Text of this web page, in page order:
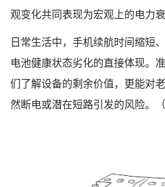
观变化共同表现为宏观上的电力衰
日常生活中，手机续航时间缩短
电池健康状态劣化的直接体现。
们了解设备的剩余价值，更能对
然断电或潜在短路引发的风险。（